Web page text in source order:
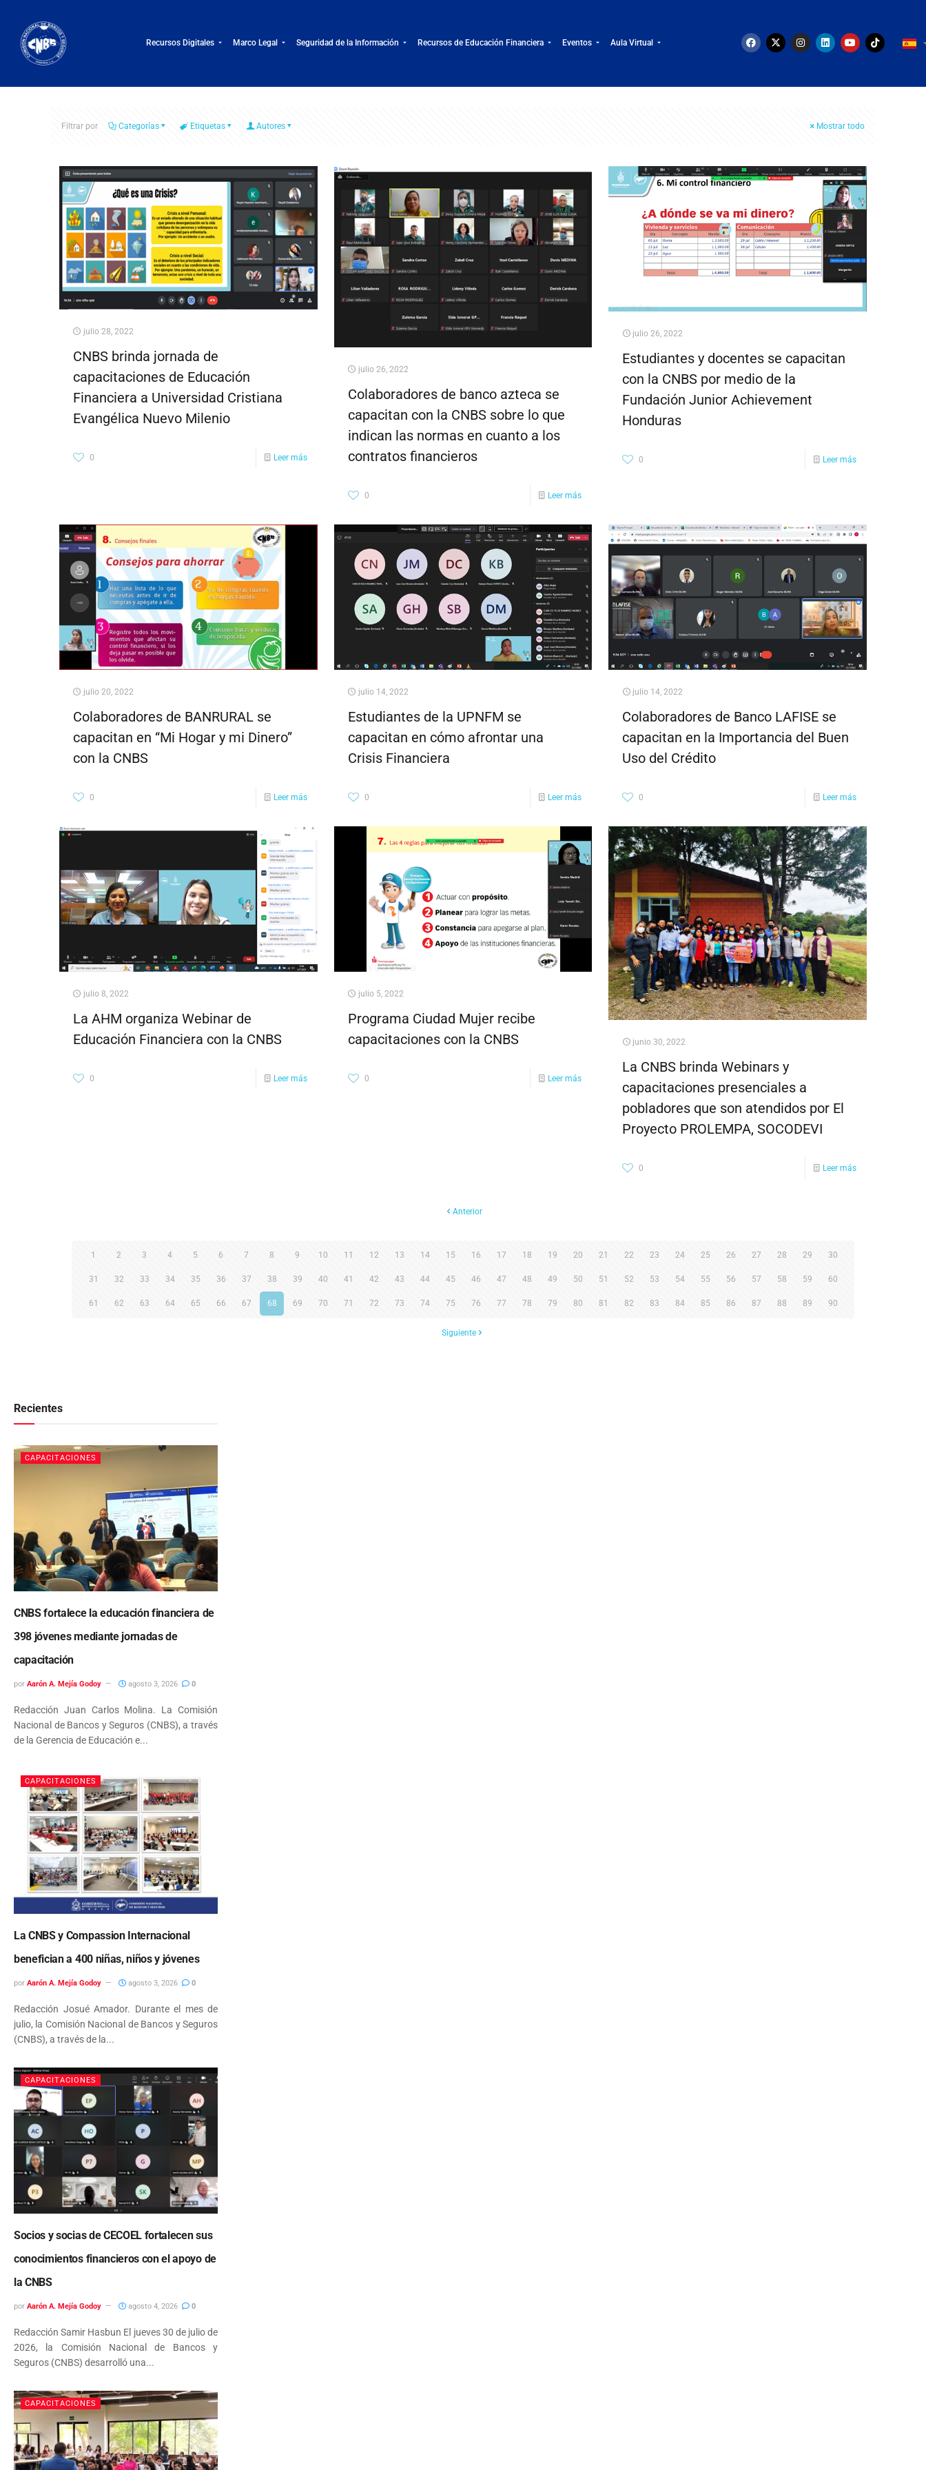
Recursos Digitales Marco Legal Seguridad de la Información Recursos de Educación Financiera Eventos Aula Virtual
Filtrar por Categorías Etiquetas Autores Mostrar todo
julio 28, 2022
CNBS brinda jornada de
capacitaciones de Educación
Financiera a Universidad Cristiana
Evangélica Nuevo Milenio
0 Leer más
julio 26, 2022
Colaboradores de banco azteca se
capacitan con la CNBS sobre lo que
indican las normas en cuanto a los
contratos financieros
0 Leer más
julio 26, 2022
Estudiantes y docentes se capacitan
con la CNBS por medio de la
Fundación Junior Achievement
Honduras
0 Leer más
julio 20, 2022
Colaboradores de BANRURAL se
capacitan en “Mi Hogar y mi Dinero”
con la CNBS
0 Leer más
julio 14, 2022
Estudiantes de la UPNFM se
capacitan en cómo afrontar una
Crisis Financiera
0 Leer más
julio 14, 2022
Colaboradores de Banco LAFISE se
capacitan en la Importancia del Buen
Uso del Crédito
0 Leer más
julio 8, 2022
La AHM organiza Webinar de
Educación Financiera con la CNBS
0 Leer más
julio 5, 2022
Programa Ciudad Mujer recibe
capacitaciones con la CNBS
0 Leer más
junio 30, 2022
La CNBS brinda Webinars y
capacitaciones presenciales a
pobladores que son atendidos por El
Proyecto PROLEMPA, SOCODEVI
0 Leer más
Anterior
1 2 3 4 5 6 7 8 9 10 11 12 13 14 15 16 17 18 19 20 21 22 23 24 25 26 27 28 29 30
31 32 33 34 35 36 37 38 39 40 41 42 43 44 45 46 47 48 49 50 51 52 53 54 55 56 57 58 59 60
61 62 63 64 65 66 67 68 69 70 71 72 73 74 75 76 77 78 79 80 81 82 83 84 85 86 87 88 89 90
Siguiente
Recientes
CAPACITACIONES
CNBS fortalece la educación financiera de
398 jóvenes mediante jornadas de
capacitación
por Aarón A. Mejía Godoy agosto 3, 2026 0
Redacción Juan Carlos Molina. La Comisión
Nacional de Bancos y Seguros (CNBS), a través
de la Gerencia de Educación e...
CAPACITACIONES
La CNBS y Compassion Internacional
benefician a 400 niñas, niños y jóvenes
por Aarón A. Mejía Godoy agosto 3, 2026 0
Redacción Josué Amador. Durante el mes de
julio, la Comisión Nacional de Bancos y Seguros
(CNBS), a través de la...
CAPACITACIONES
Socios y socias de CECOEL fortalecen sus
conocimientos financieros con el apoyo de
la CNBS
por Aarón A. Mejía Godoy agosto 4, 2026 0
Redacción Samir Hasbun El jueves 30 de julio de
2026, la Comisión Nacional de Bancos y
Seguros (CNBS) desarrolló una...
CAPACITACIONES